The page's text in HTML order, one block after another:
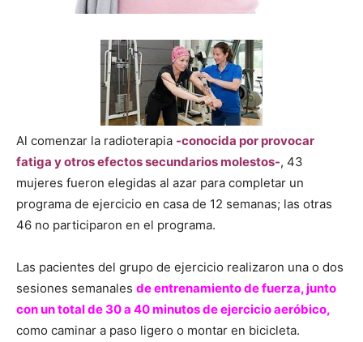
Al comenzar la radioterapia -conocida por provocar
fatiga y otros efectos secundarios molestos-, 43
mujeres fueron elegidas al azar para completar un
programa de ejercicio en casa de 12 semanas; las otras
46 no participaron en el programa.
Las pacientes del grupo de ejercicio realizaron una o dos
sesiones semanales de entrenamiento de fuerza, junto
con un total de 30 a 40 minutos de ejercicio aeróbico,
como caminar a paso ligero o montar en bicicleta.